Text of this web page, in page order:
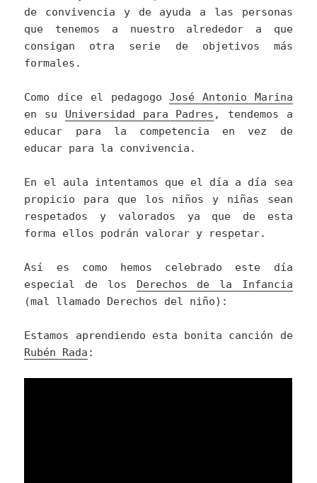
de convivencia y de ayuda a las personas
que tenemos a nuestro alrededor a que
consigan otra serie de objetivos más
formales.
Como dice el pedagogoJosé Antonio Marina
en su Universidad para Padres , tendemos a
educar para la competencia en vez de
educar para la convivencia.
En el aula intentamos que el día a día sea
propicio para que los niños y niñas sean
respetados y valorados ya que de esta
forma ellos podrán valorar y respetar.
Así es como hemos celebrado este día
especial de los Derechos de la Infancia
(mal llamado Derechos del niño):
Estamos aprendiendo esta bonita canción de
Rubén Rada :